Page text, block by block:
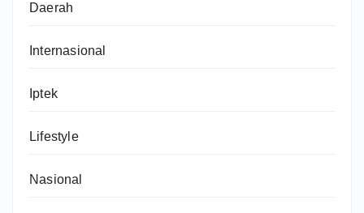
Daerah
Internasional
Iptek
Lifestyle
Nasional